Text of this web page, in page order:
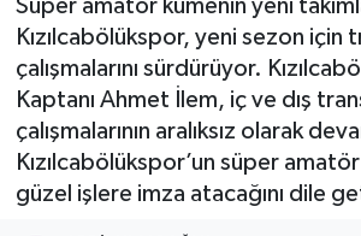
Süper amatör kümenin yeni
Kızılcabölükspor, yeni sezon için
çalışmalarını sürdürüyor.
Kaptanı Ahmet İlem, iç ve dış
çalışmalarının aralıksız olarak
Kızılcabölükspor’un süper
güzel işlere imza atacağını dile
EKONOMİ
KÜLTÜR SANAT
SPOR
MAGAZİN
Tüm Manşetler
Son Dakika Haberleri
Haber Arşivi